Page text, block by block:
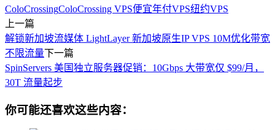
ColoCrossingColoCrossing VPS便宜年付VPS纽约VPS
上一篇
解锁新加坡流媒体 LightLayer 新加坡原生IP VPS 10M优化带宽
不限流量​下一篇
SpinServers 美国独立服务器促销：10Gbps 大带宽仅 $99/月，
30T 流量起步
你可能还喜欢这些内容：